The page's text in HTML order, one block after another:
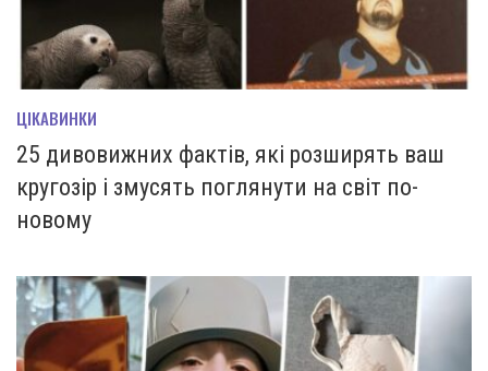
ЦІКАВИНКИ
25 дивовижних фактів, які розширять ваш
кругозір і змусять поглянути на світ по-
новому